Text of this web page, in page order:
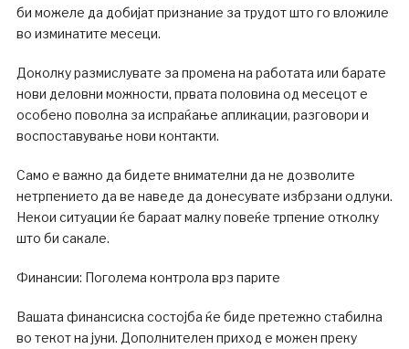
би можеле да добијат признание за трудот што го вложиле
во изминатите месеци.
Доколку размислувате за промена на работата или барате
нови деловни можности, првата половина од месецот е
особено поволна за испраќање апликации, разговори и
воспоставување нови контакти.
Само е важно да бидете внимателни да не дозволите
нетрпението да ве наведе да донесувате избрзани одлуки.
Некои ситуации ќе бараат малку повеќе трпение отколку
што би сакале.
Финансии: Поголема контрола врз парите
Вашата финансиска состојба ќе биде претежно стабилна
во текот на јуни. Дополнителен приход е можен преку